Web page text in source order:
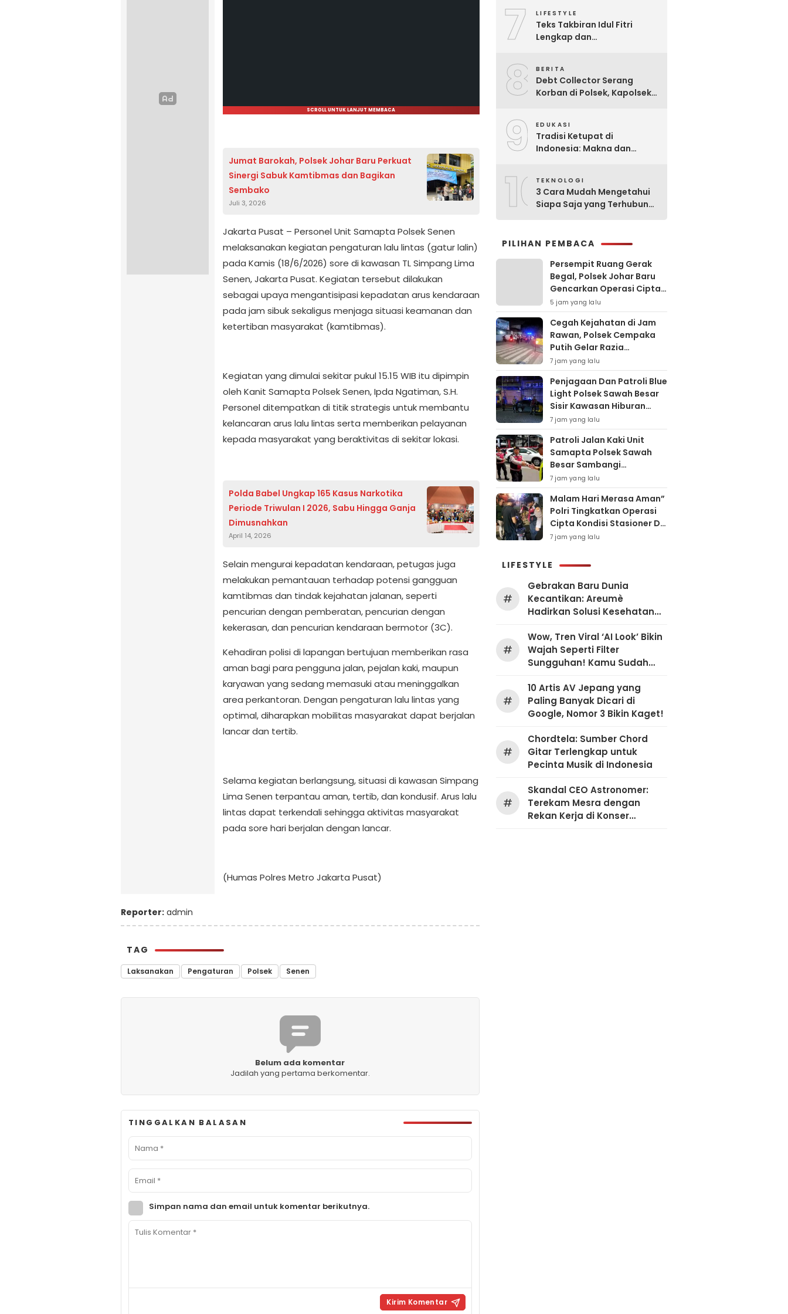
SCROLL UNTUK LANJUT MEMBACA
Jumat Barokah, Polsek Johar Baru Perkuat
Sinergi Sabuk Kamtibmas dan Bagikan
Sembako
Juli 3, 2026
Jakarta Pusat – Personel Unit Samapta Polsek Senen
melaksanakan kegiatan pengaturan lalu lintas (gatur lalin)
pada Kamis (18/6/2026) sore di kawasan TL Simpang Lima
Senen, Jakarta Pusat. Kegiatan tersebut dilakukan
sebagai upaya mengantisipasi kepadatan arus kendaraan
pada jam sibuk sekaligus menjaga situasi keamanan dan
ketertiban masyarakat (kamtibmas).
Kegiatan yang dimulai sekitar pukul 15.15 WIB itu dipimpin
oleh Kanit Samapta Polsek Senen, Ipda Ngatiman, S.H.
Personel ditempatkan di titik strategis untuk membantu
kelancaran arus lalu lintas serta memberikan pelayanan
kepada masyarakat yang beraktivitas di sekitar lokasi.
Polda Babel Ungkap 165 Kasus Narkotika
Periode Triwulan I 2026, Sabu Hingga Ganja
Dimusnahkan
April 14, 2026
Selain mengurai kepadatan kendaraan, petugas juga
melakukan pemantauan terhadap potensi gangguan
kamtibmas dan tindak kejahatan jalanan, seperti
pencurian dengan pemberatan, pencurian dengan
kekerasan, dan pencurian kendaraan bermotor (3C).
Kehadiran polisi di lapangan bertujuan memberikan rasa
aman bagi para pengguna jalan, pejalan kaki, maupun
karyawan yang sedang memasuki atau meninggalkan
area perkantoran. Dengan pengaturan lalu lintas yang
optimal, diharapkan mobilitas masyarakat dapat berjalan
lancar dan tertib.
Selama kegiatan berlangsung, situasi di kawasan Simpang
Lima Senen terpantau aman, tertib, dan kondusif. Arus lalu
lintas dapat terkendali sehingga aktivitas masyarakat
pada sore hari berjalan dengan lancar.
(Humas Polres Metro Jakarta Pusat)
Reporter: admin
TAG
Laksanakan Pengaturan Polsek Senen
Belum ada komentar
Jadilah yang pertama berkomentar.
TINGGALKAN BALASAN
Simpan nama dan email untuk komentar berikutnya.
7 LIFESTYLE
Teks Takbiran Idul Fitri
Lengkap dan
8 BERITA
Debt Collector Serang
Korban di Polsek, Kapolsek
9 EDUKASI
Tradisi Ketupat di
Indonesia: Makna dan
10TEKNOLOGI
3 Cara Mudah Mengetahui
Siapa Saja yang Terhubung
PILIHAN PEMBACA
Persempit Ruang Gerak
Begal, Polsek Johar Baru
Gencarkan Operasi Cipta
Kondisi Dini Hari
5 jam yang lalu
Cegah Kejahatan di Jam
Rawan, Polsek Cempaka
Putih Gelar Razia
Stasioner
7 jam yang lalu
Penjagaan Dan Patroli Blue
Light Polsek Sawah Besar
Sisir Kawasan Hiburan
Malam, Cegah Tawuran
dan Balap Liar
7 jam yang lalu
Patroli Jalan Kaki Unit
Samapta Polsek Sawah
Besar Sambangi
Kemenkeu, Pastikan
Situasi Kamtibmas Tetap
Kondusif
7 jam yang lalu
Malam Hari Merasa Aman”
Polri Tingkatkan Operasi
Cipta Kondisi Stasioner Di
Sawah Besar
7 jam yang lalu
LIFESTYLE
#
Gebrakan Baru Dunia
Kecantikan: Areumè
Hadirkan Solusi Kesehatan
#
Wow, Tren Viral ‘AI Look’ Bikin
Wajah Seperti Filter
Sungguhan! Kamu Sudah
#
10 Artis AV Jepang yang
Paling Banyak Dicari di
Google, Nomor 3 Bikin Kaget!
#
Chordtela: Sumber Chord
Gitar Terlengkap untuk
Pecinta Musik di Indonesia
#
Skandal CEO Astronomer:
Terekam Mesra dengan
Rekan Kerja di Konser